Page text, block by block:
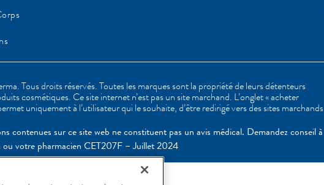
Tous droits réservés. Toutes les marques sont la propriété de leurs détenteurs
cosmétiques. Ce site internet n’est pas un site marchand. L’onglet « acheter
uniquement à l’utilisateur qui le souhaite, d’être redirigé vers des sites marchands
contenues sur ce site web ne constituent pas un avis médical. Demandez conseil à
votre pharmacien CET207F – Juillet 2024